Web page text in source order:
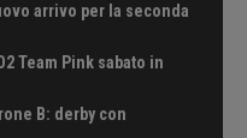
arrivo per la seconda
Team Pink sabato in
B: derby con